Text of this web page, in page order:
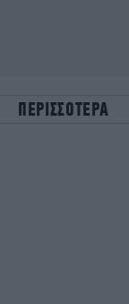
ΠΕΡΙΣΣΟΤΕΡΑ